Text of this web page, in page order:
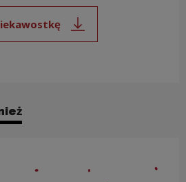
Uwaga, link zostanie otwarty